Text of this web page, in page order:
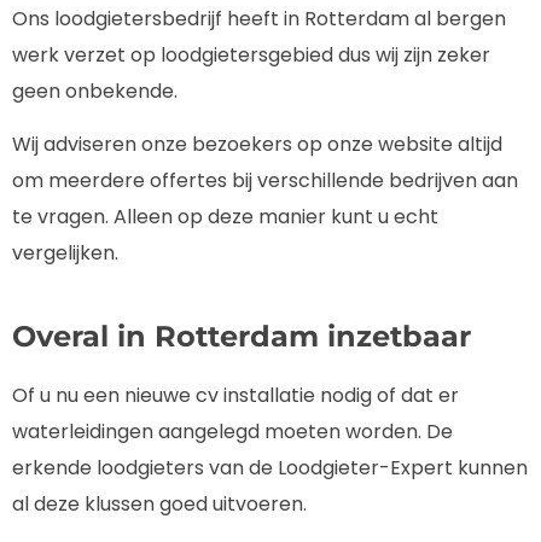
Ons loodgietersbedrijf heeft in Rotterdam al bergen
werk verzet op loodgietersgebied dus wij zijn zeker
geen onbekende.
Wij adviseren onze bezoekers op onze website altijd
om meerdere offertes bij verschillende bedrijven aan
te vragen. Alleen op deze manier kunt u echt
vergelijken.
Overal in Rotterdam inzetbaar
Of u nu een nieuwe cv installatie nodig of dat er
waterleidingen aangelegd moeten worden. De
erkende loodgieters van de Loodgieter-Expert kunnen
al deze klussen goed uitvoeren.